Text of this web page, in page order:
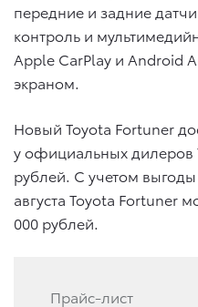
передние и задние
контроль и
Apple CarPlay и Android
экраном.
Новый Toyota Fortuner
у официальных дилеров
рублей. С учетом
августа Toyota Fortuner
000 рублей.
Прайс-лист